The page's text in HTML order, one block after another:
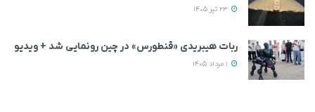
23 تیر 1405
ربات هیبریدی «قنطورس» در چین رونمایی شد + ویدیو
1 مرداد 1405